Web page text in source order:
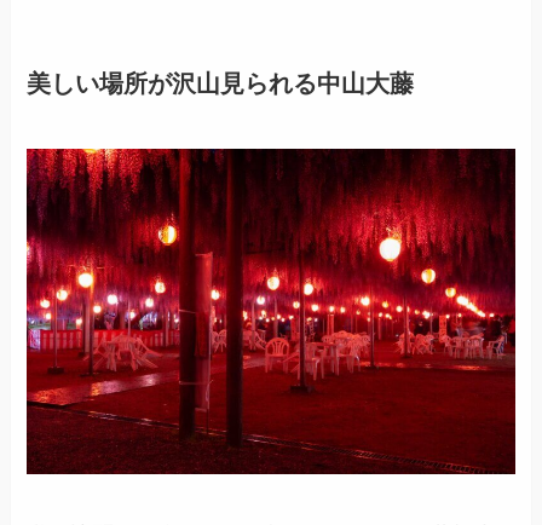
美しい場所が沢山見られる中山大藤